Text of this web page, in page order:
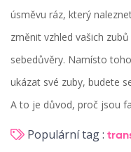
úsměvu ráz, který
změnit vzhled vašich
sebedůvěry. Namísto
ukázat své zuby, budete
A to je důvod, proč jsou
Populární tag :